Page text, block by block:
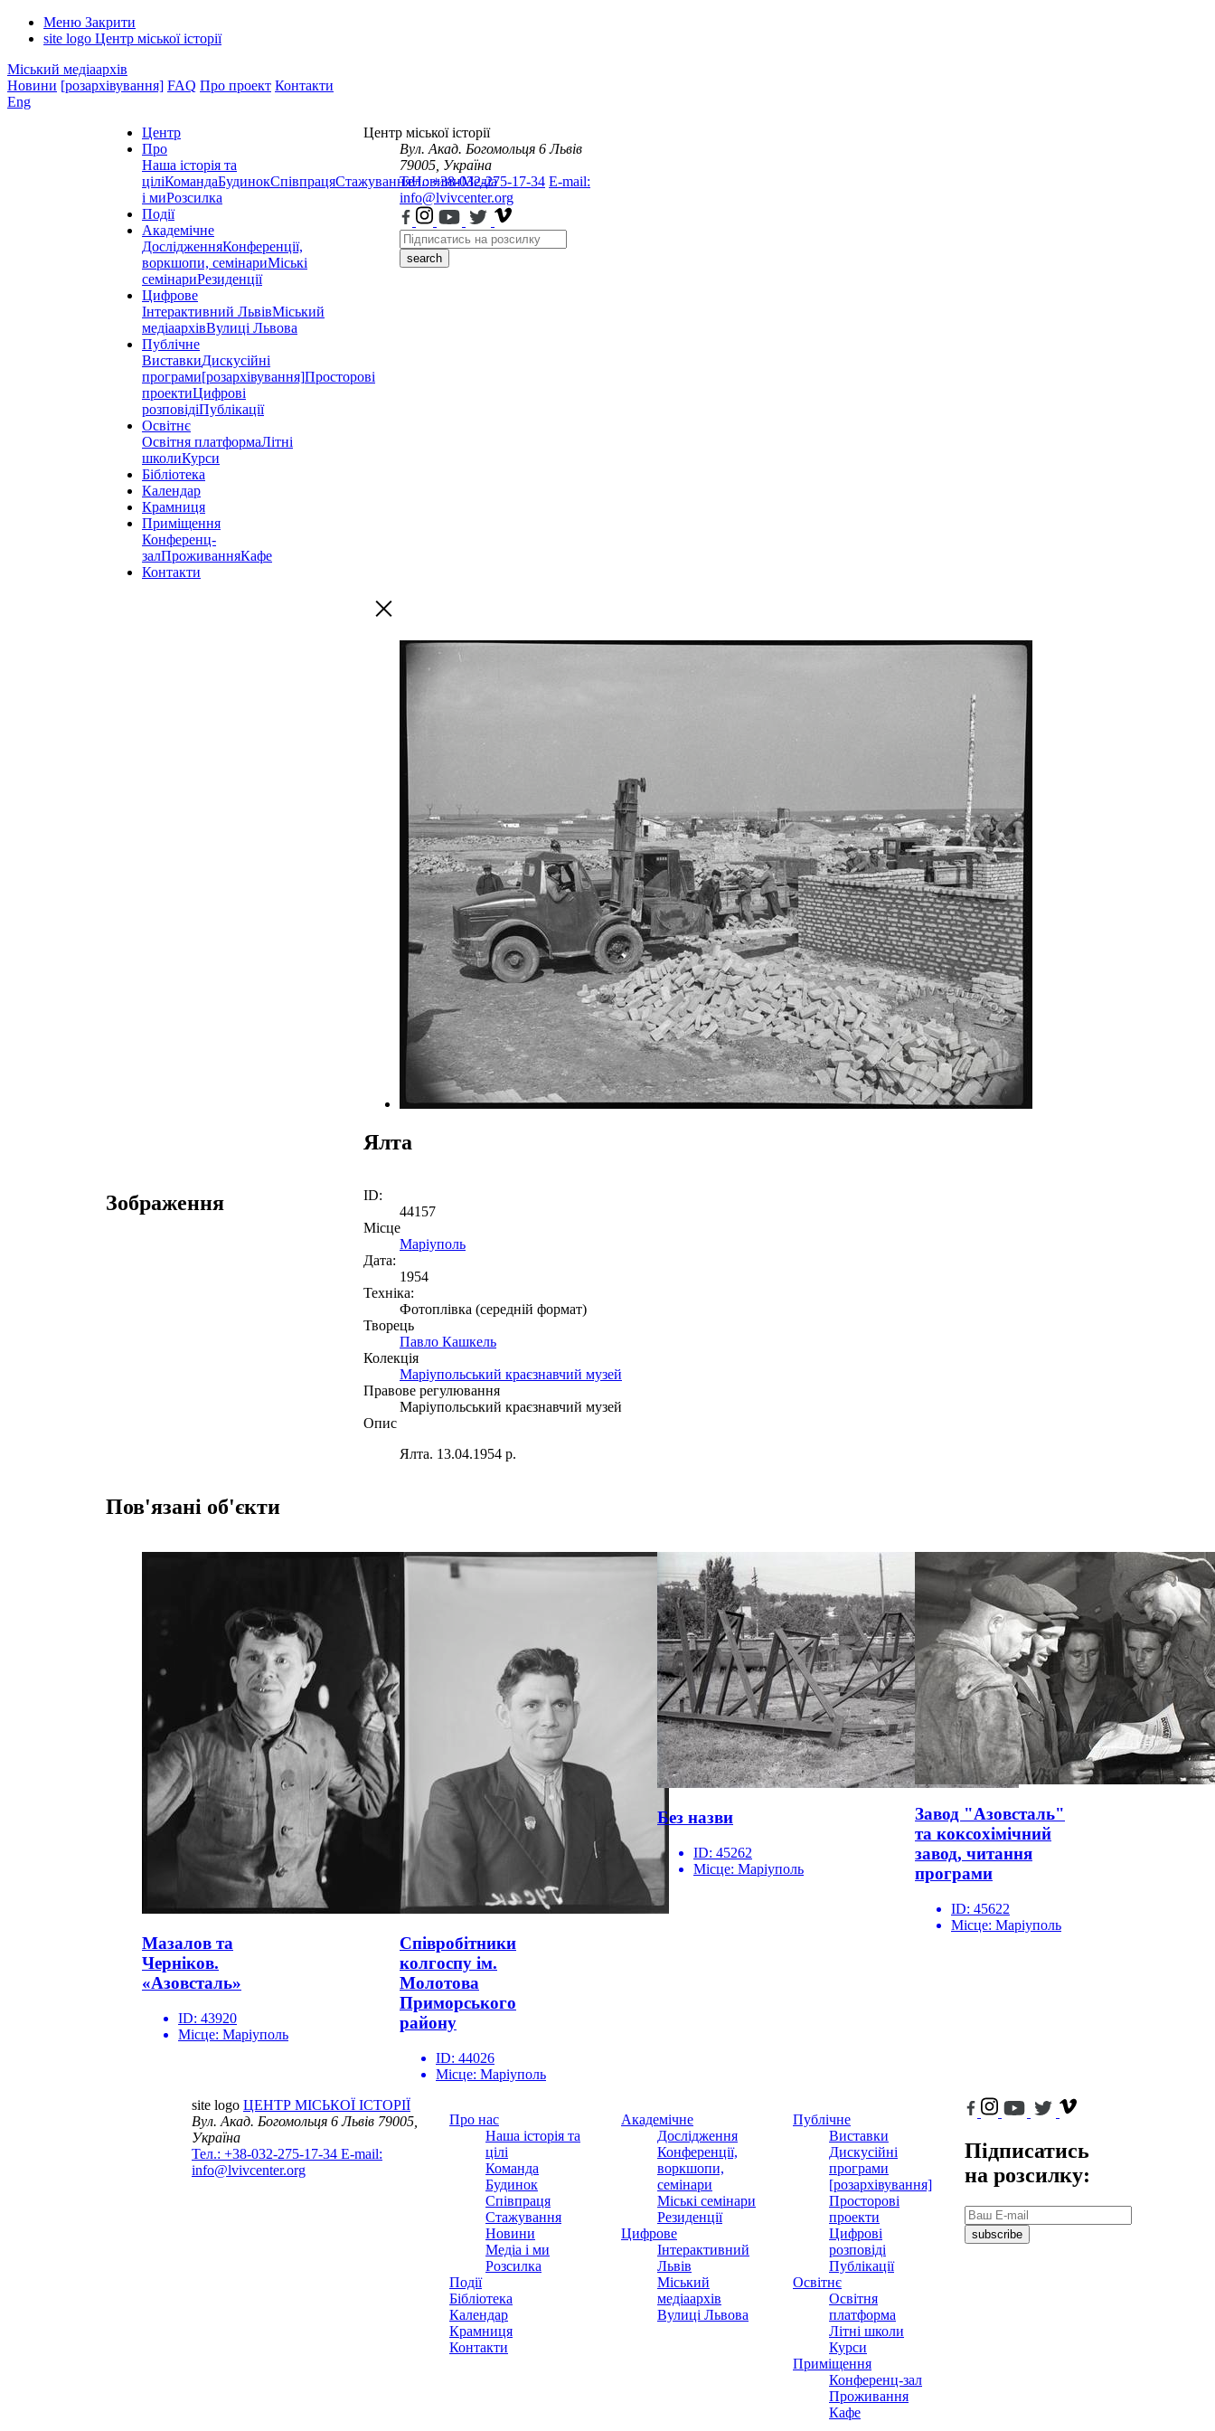
Меню Закрити
site logo Центр міської історії
Міський медіаархів
Новини [розархівування] FAQ Про проект Контакти
Eng
Центр
Про
Наша історія та
ціліКомандаБудинокСпівпрацяСтажуванняНовиниМедіа
і миРозсилка
Події
Академічне
ДослідженняКонференції,
воркшопи, семінариМіські
семінариРезиденції
Цифрове
Інтерактивний ЛьвівМіський
медіаархівВулиці Львова
Публічне
ВиставкиДискусійні
програми[розархівування]Просторові
проектиЦифрові
розповідіПублікації
Освітнє
Освітня платформаЛітні
школиКурси
Бібліотека
Календар
Крамниця
Приміщення
Конференц-
залПроживанняКафе
Контакти
Центр міської історії
Вул. Акад. Богомольця 6 Львів
79005, Україна
Тел.: +38-032-275-17-34 E-mail:
info@lvivcenter.org
search
Ялта
Зображення
ID:
44157
Місце
Маріуполь
Дата:
1954
Техніка:
Фотоплівка (середній формат)
Творець
Павло Кашкель
Колекція
Маріупольський краєзнавчий музей
Правове регулювання
Маріупольський краєзнавчий музей
Опис
Ялта. 13.04.1954 р.
Пов'язані об'єкти
Мазалов та
Черніков.
«Азовсталь»
ID: 43920
Місце: Маріуполь
Співробітники
колгоспу ім.
Молотова
Приморського
району
ID: 44026
Місце: Маріуполь
Без назви
ID: 45262
Місце: Маріуполь
Завод "Азовсталь"
та коксохімічний
завод, читання
програми
ID: 45622
Місце: Маріуполь
site logo ЦЕНТР МІСЬКОЇ ІСТОРІЇ
Вул. Акад. Богомольця 6Львів 79005,
Україна
Тел.: +38-032-275-17-34 E-mail:
info@lvivcenter.org
Про нас
Наша історія та
цілі
Команда
Будинок
Співпраця
Стажування
Новини
Медіа і ми
Розсилка
Події
Бібліотека
Календар
Крамниця
Контакти
Академічне
Дослідження
Конференції,
воркшопи,
семінари
Міські семінари
Резиденції
Цифрове
Інтерактивний
Львів
Міський
медіаархів
Вулиці Львова
Публічне
Виставки
Дискусійні
програми
[розархівування]
Просторові
проекти
Цифрові
розповіді
Публікації
Освітнє
Освітня
платформа
Літні школи
Курси
Приміщення
Конференц-зал
Проживання
Кафе
Підписатись
на розсилку:
subscribe